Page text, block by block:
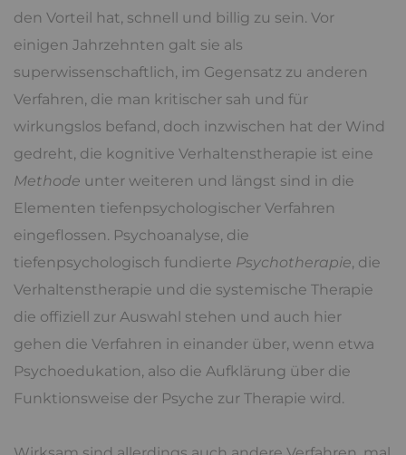
den Vorteil hat, schnell und billig zu sein. Vor
einigen Jahrzehnten galt sie als
superwissenschaftlich, im Gegensatz zu anderen
Verfahren, die man kritischer sah und für
wirkungslos befand, doch inzwischen hat der Wind
gedreht, die kognitive Verhaltenstherapie ist eine
Methode unter weiteren und längst sind in die
Elementen tiefenpsychologischer Verfahren
eingeflossen. Psychoanalyse, die
tiefenpsychologisch fundierte Psychotherapie, die
Verhaltenstherapie und die systemische Therapie
die offiziell zur Auswahl stehen und auch hier
gehen die Verfahren in einander über, wenn etwa
Psychoedukation, also die Aufklärung über die
Funktionsweise der Psyche zur Therapie wird.